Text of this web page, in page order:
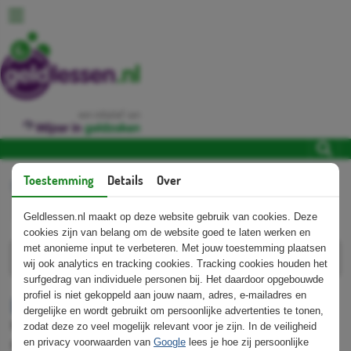
Home Voortgezet onderwijs
Programma Financiële educatie
Programma Financiële educatie
Het gratis Programma Financiële educatie helpt je
financiële vaardigheden in je lessen te integreren en je
Toestemming Details Over
Geldlessen.nl maakt op deze website gebruik van cookies. Deze
cookies zijn van belang om de website goed te laten werken en
met anonieme input te verbeteren. Met jouw toestemming plaatsen
wij ook analytics en tracking cookies. Tracking cookies houden het
surfgedrag van individuele personen bij. Het daardoor opgebouwde
profiel is niet gekoppeld aan jouw naam, adres, e-mailadres en
dergelijke en wordt gebruikt om persoonlijke advertenties te tonen,
zodat deze zo veel mogelijk relevant voor je zijn. In de veiligheid
en privacy voorwaarden van Google lees je hoe zij persoonlijke